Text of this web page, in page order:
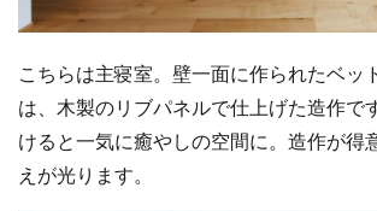
こちらは主寝室。壁一面に作られたベッ
は、木製のリブパネルで仕上げた造作で
けると一気に癒やしの空間に。造作が得
えが光ります。